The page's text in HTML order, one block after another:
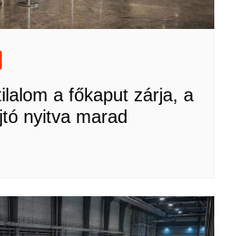
a főkaput zárja, a
nyitva marad